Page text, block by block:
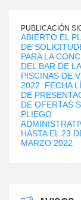
PUBLICACIÓN
ABIERTO EL
DE
PARA LA
DEL BAR DE
PISCINAS DE
2022. FECHA
DE
DE OFERTAS
PLIEGO
HASTA EL 23
MARZO 2022.